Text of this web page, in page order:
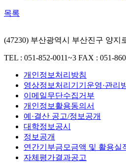
목록
(47230) 부산광역시 부산진구 양지
TEL : 051-852-0011~3 FAX : 051-
개인정보처리방침
영상정보처리기기운영·관리
이메일무단수집거부
개인정보활용동의서
예·결산 공고/정보공개
대학정보공시
정보공개
연간기부금모금액 및 활용실
자체평가결과공고